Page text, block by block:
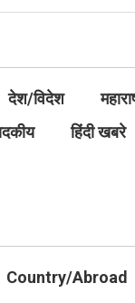
देश/विदेश
हिंदी खबरे
Country/Abroad